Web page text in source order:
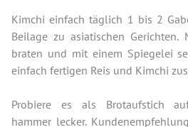
Kimchi einfach täglich 1 bis 2
Beilage zu asiatischen
braten und mit einem Spiegelei
einfach fertigen Reis und Kimchi
Probiere es als Brotaufstich
hammer lecker.